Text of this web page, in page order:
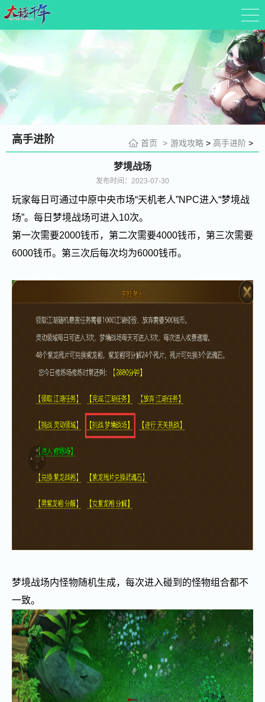
高手进阶 首页 > 游戏攻略 > 高手进阶 >
梦境战场
发布时间：2023-07-30
玩家每日可通过中原中央市场“天机老人”NPC进入“梦境战
场”。每日梦境战场可进入10次。
第一次需要2000钱币，第二次需要4000钱币，第三次需要
6000钱币。第三次后每次均为6000钱币。
梦境战场内怪物随机生成，每次进入碰到的怪物组合都不
一致。